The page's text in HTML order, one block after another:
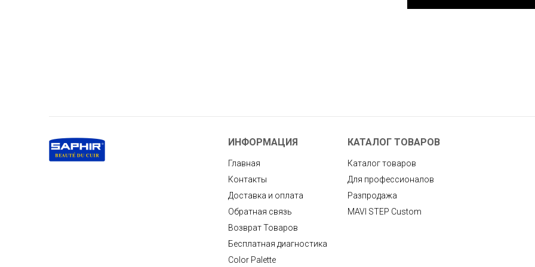
ИНФОРМАЦИЯ
Главная
Контакты
Доставка и оплата
Обратная связь
Возврат Товаров
Бесплатная диагностика
Color Palette
КАТАЛОГ ТОВАРОВ
Каталог товаров
Для профессионалов
Разпродажа
MAVI STEP Custom